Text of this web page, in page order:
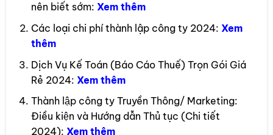
nên biết sớm: Xem thêm
Các loại chi phí thành lập công ty 2024: Xem
thêm
Dịch Vụ Kế Toán (Báo Cáo Thuế) Trọn Gói Giá
Rẻ 2024: Xem thêm
Thành lập công ty Truyền Thông/ Marketing:
Điều kiện và Hướng dẫn Thủ tục (Chi tiết
2024): Xem thêm